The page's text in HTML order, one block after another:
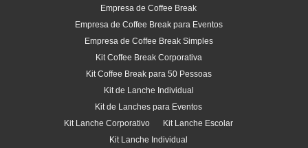
Empresa de Coffee Break
Empresa de Coffee Break para Eventos
Empresa de Coffee Break Simples
Kit Coffee Break Corporativa
Kit Coffee Break para 50 Pessoas
Kit de Lanche Individual
Kit de Lanches para Eventos
Kit Lanche Corporativo
Kit Lanche Escolar
Kit Lanche Individual